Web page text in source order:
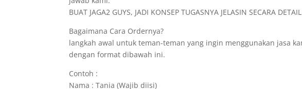
BUAT JAGA2 GUYS, JADI KONSEP TUGASNYA JELASIN SECARA
Bagaimana Cara Ordernya?
langkah awal untuk teman-teman yang ingin menggunakan jasa
dengan format dibawah ini.
Contoh :
Nama : Tania (Wajib diisi)